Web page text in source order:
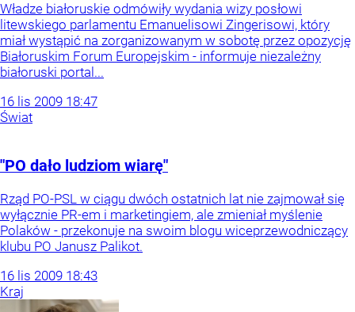
Władze białoruskie odmówiły wydania wizy posłowi
litewskiego parlamentu Emanuelisowi Zingerisowi, który
miał wystąpić na zorganizowanym w sobotę przez opozycję
Białoruskim Forum Europejskim - informuje niezależny
białoruski portal...
16 lis 2009 18:47
Świat
"PO dało ludziom wiarę"
Rząd PO-PSL w ciągu dwóch ostatnich lat nie zajmował się
wyłącznie PR-em i marketingiem, ale zmieniał myślenie
Polaków - przekonuje na swoim blogu wiceprzewodniczący
klubu PO Janusz Palikot.
16 lis 2009 18:43
Kraj